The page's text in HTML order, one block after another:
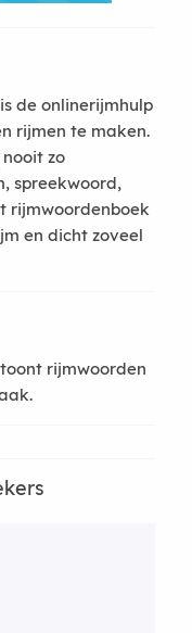
de onlinerijmhulp
rijmen te maken.
zo
spreekwoord,
rijmwoordenboek
en dicht zoveel
rijmwoorden